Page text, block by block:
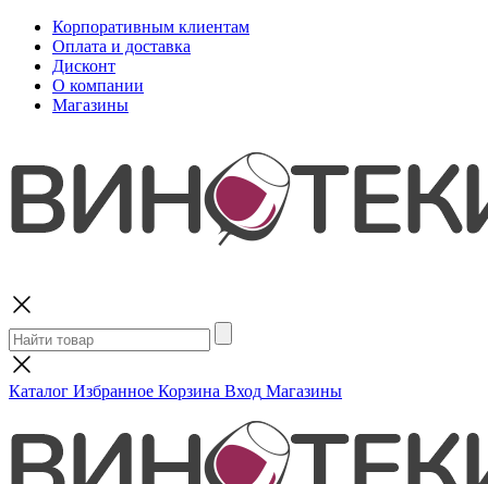
Корпоративным клиентам
Оплата и доставка
Дисконт
О компании
Магазины
Каталог Избранное Корзина Вход Магазины